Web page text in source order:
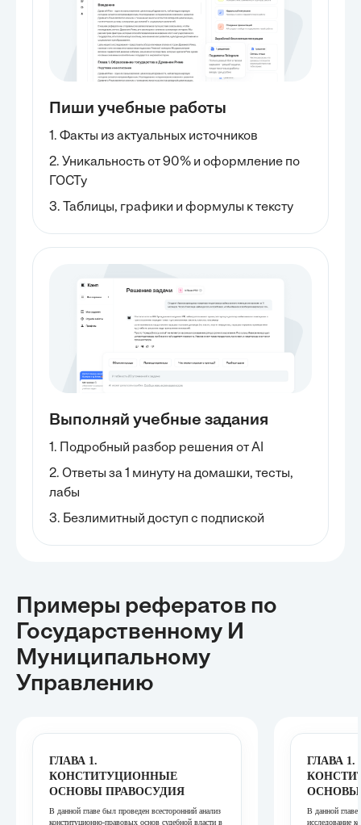
Пиши учебные работы
1. Факты из актуальных источников
2. Уникальность от 90% и оформление по
ГОСТу
3. Таблицы, графики и формулы к тексту
Выполняй учебные задания
1. Подробный разбор решения от AI
2. Ответы за 1 минуту на домашки, тесты,
лабы
3. Безлимитный доступ с подпиской
Примеры рефератов по
Государственному И
Муниципальному
Управлению
ГЛАВА 1.
КОНСТИТУЦИОННЫЕ
ОСНОВЫ ПРАВОСУДИЯ
В данной главе был проведен всесторонний анализ
конституционно-правовых основ судебной власти в
ГЛАВА 1.
ОСНОВЫ
В данной главе
исследование